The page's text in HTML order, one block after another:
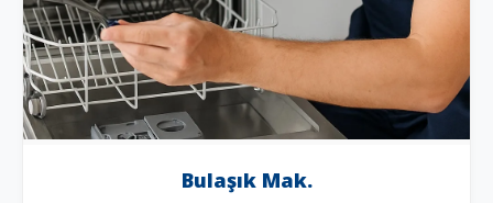
Bulaşık Mak.